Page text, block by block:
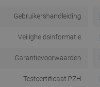
Gebruikershandleiding
Veiligheidsinformatie
Garantievoorwaarden
Testcertificaat PZH